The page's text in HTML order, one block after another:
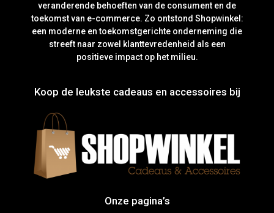
veranderende behoeften van de consument en de
toekomst van e-commerce. Zo ontstond Shopwinkel:
een moderne en toekomstgerichte onderneming die
streeft naar zowel klanttevredenheid als een
positieve impact op het milieu.
Koop de leukste cadeaus en accessoires bij
Onze pagina’s